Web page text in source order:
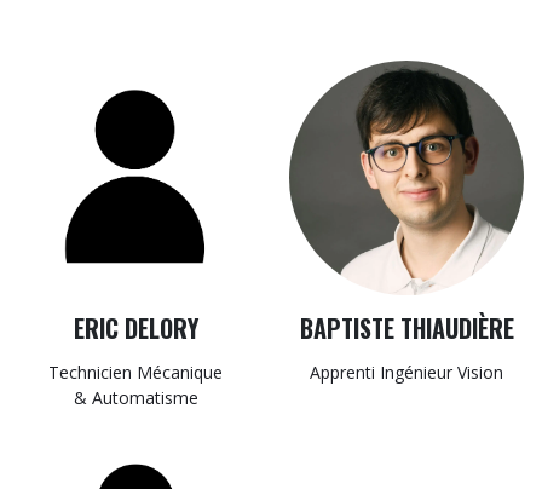
ERIC DELORY
Technicien Mécanique
& Automatisme
BAPTISTE THIAUDIÈRE
Apprenti Ingénieur Vision​